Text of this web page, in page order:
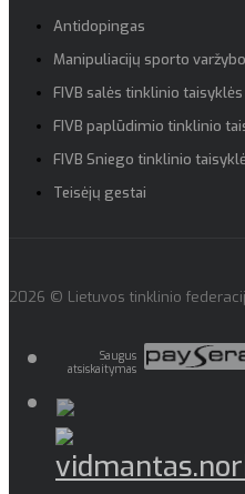
Antidopingas
Manipuliacijų sporto
FIVB salės tinklinio taisyklės
FIVB paplūdimio tinklinio
FIVB Sniego tinklinio
Teisėjų gestai
2026 © Lietuvos tinklinio
Saugus
atsiskaitymas